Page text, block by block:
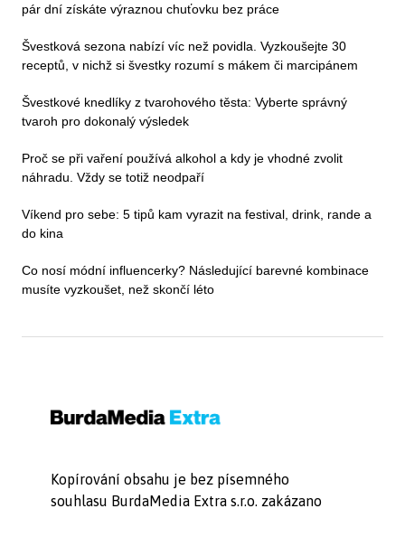
pár dní získáte výraznou chuťovku bez práce
Švestková sezona nabízí víc než povidla. Vyzkoušejte 30
receptů, v nichž si švestky rozumí s mákem či marcipánem
Švestkové knedlíky z tvarohového těsta: Vyberte správný
tvaroh pro dokonalý výsledek
Proč se při vaření používá alkohol a kdy je vhodné zvolit
náhradu. Vždy se totiž neodpaří
Víkend pro sebe: 5 tipů kam vyrazit na festival, drink, rande a
do kina
Co nosí módní influencerky? Následující barevné kombinace
musíte vyzkoušet, než skončí léto
Kopírování obsahu je bez písemného
souhlasu BurdaMedia Extra s.r.o. zakázano